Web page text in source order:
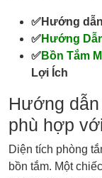
✅Hướng dẫn
✅Hướng
✅Bồn Tắm
Lợi Ích
Hướng
phù hợp
Diện tích phòng
bồn tắm. Một